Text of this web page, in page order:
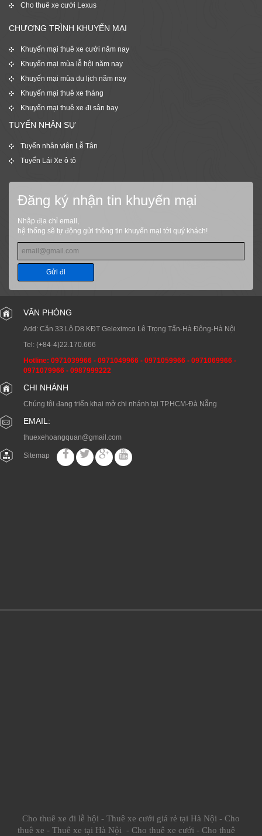
Cho thuê xe cưới Lexus
CHƯƠNG TRÌNH KHUYẾN MẠI
Khuyến mại thuê xe cưới năm nay
Khuyến mại mùa lễ hội năm nay
Khuyến mại mùa du lịch năm nay
Khuyến mại thuê xe tháng
Khuyến mại thuê xe đi sân bay
TUYỂN NHÂN SỰ
Tuyển nhân viên Lễ Tân
Tuyển Lái Xe ô tô
Đăng ký nhận tin khuyến mại
Nhập địa chỉ email,
hệ thống sẽ tự động gửi thông tin khuyến mại tới quý khách!
Gửi đi
VĂN PHÒNG
Add: Căn 33 Lô D8 KĐT Geleximco Lê Trọng Tấn-Hà Đông-Hà Nội
Tel: (+84-4)22.170.666
Hotline: 0971039966 - 0971049966 - 0971059966 - 0971069966 -
0971079966 - 0987999222
CHI NHÁNH
Chúng tôi đang triển khai mở chi nhánh tại TP.HCM-Đà Nẵng
EMAIL:
thuexehoangquan@gmail.com
Sitemap
Cho thuê xe đi lễ hội - Thuê xe cưới giá rẻ tại Hà Nội - Cho
thuê xe - Thuê xe tại Hà Nội - Cho thuê xe cưới - Cho thuê